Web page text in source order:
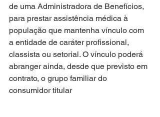
de uma Administradora de Benefícios,
para prestar assistência médica à
população que mantenha vínculo com
a entidade de caráter profissional,
classista ou setorial. O vínculo poderá
abranger ainda, desde que previsto em
contrato, o grupo familiar do
consumidor titular